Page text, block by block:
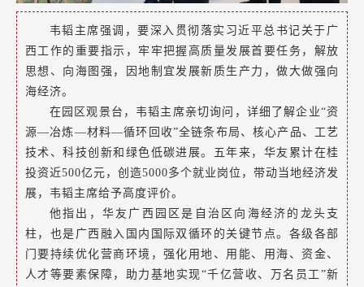
韦韬主席强调，要深入贯彻落实习近平总书记关于广
西工作的重要指示，牢牢把握高质量发展首要任务，解放
思想、向海图强，因地制宜发展新质生产力，做大做强向
海经济。
在园区观景台，韦韬主席亲切询问，详细了解企业“资
源—冶炼—材料—循环回收”全链条布局、核心产品、工艺
技术、科技创新和绿色低碳进展。五年来，华友累计在桂
投资近500亿元，创造5000多个就业岗位，带动当地经济发
展，韦韬主席给予高度评价。
他指出，华友广西园区是自治区向海经济的龙头支
柱，也是广西融入国内国际双循环的关键节点。各级各部
门要持续优化营商环境，强化用地、用能、用海、资金、
人才等要素保障，助力基地实现“千亿营收、万名员工”新